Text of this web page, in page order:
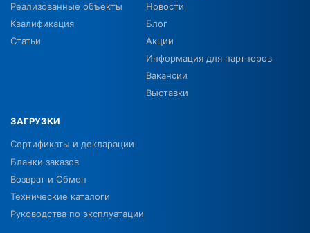
Реализованные объекты
Квалификация
Статьи
Новости
Блог
Акции
Информация для партнеров
Вакансии
Выставки
ЗАГРУЗКИ
Сертификаты и декларации
Бланки заказов
Возврат и Обмен
Технические каталоги
Руководства по эксплуатации